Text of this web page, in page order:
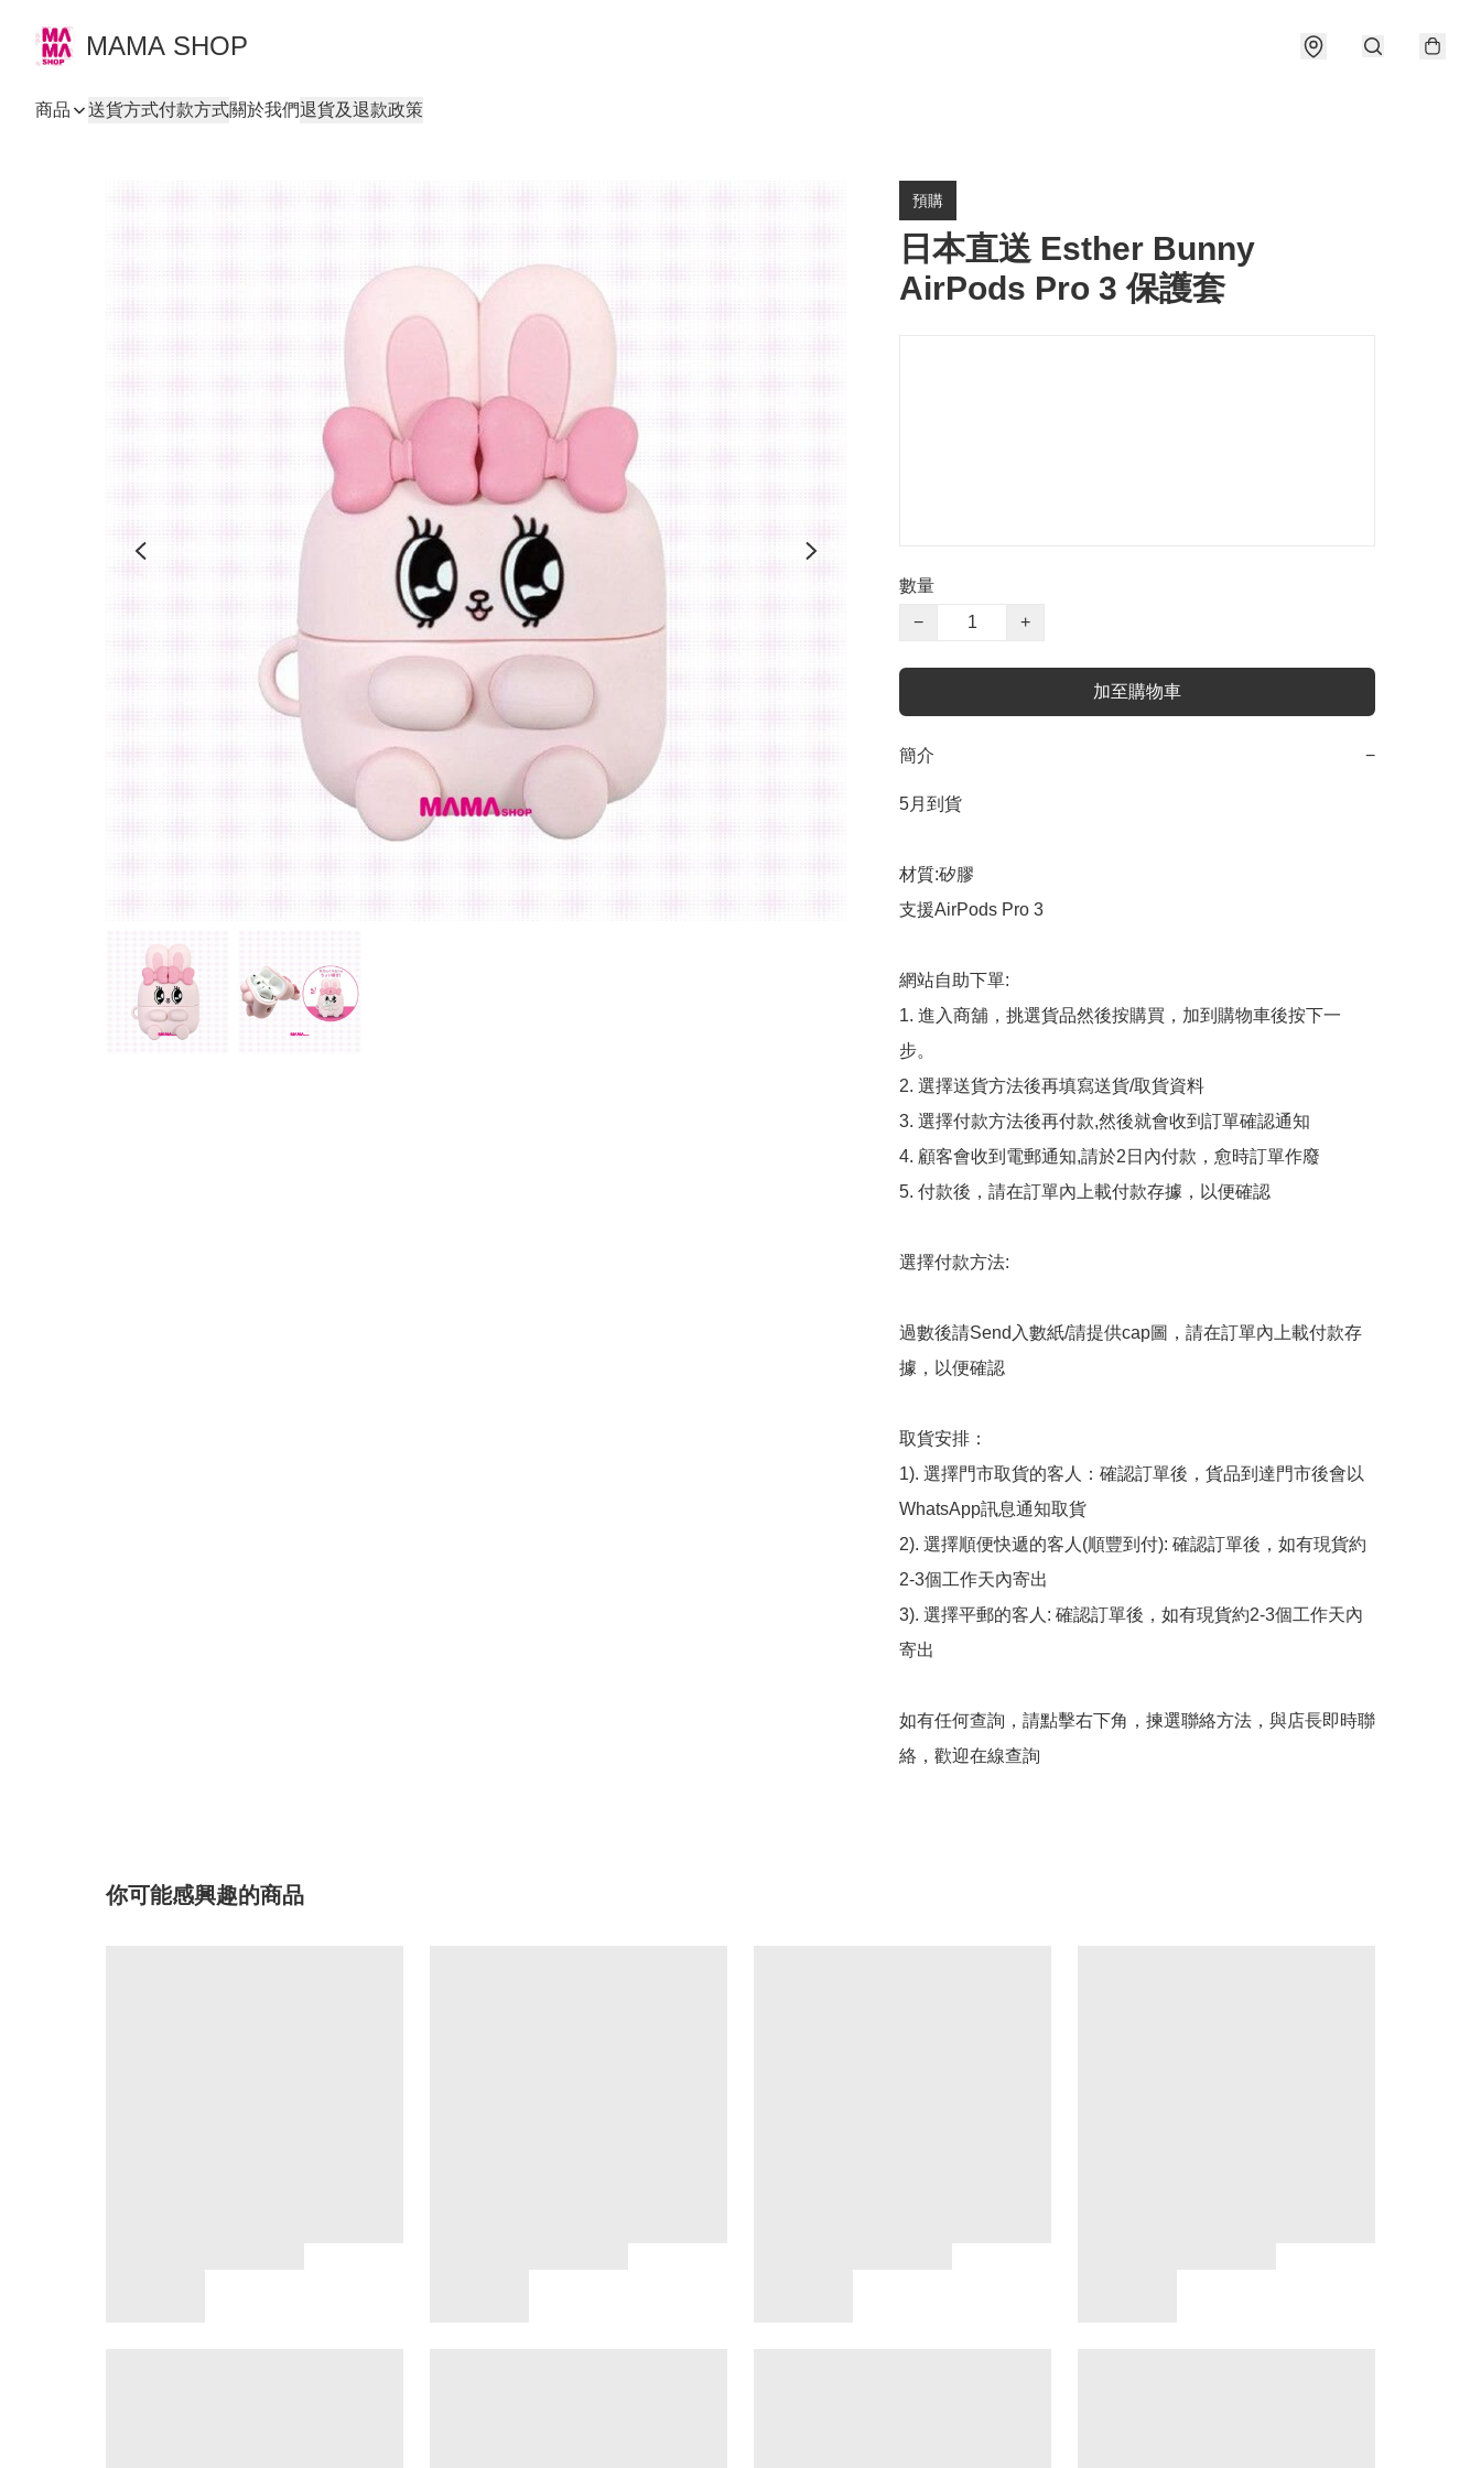
MAMA SHOP
商品 送貨方式付款方式關於我們退貨及退款政策
預購
日本直送 Esther Bunny
AirPods Pro 3 保護套
數量
−
+
加至購物車
簡介 −
5月到貨
材質:矽膠
支援AirPods Pro 3
網站自助下單:
1. 進入商舖，挑選貨品然後按購買，加到購物車後按下一
步。
2. 選擇送貨方法後再填寫送貨/取貨資料
3. 選擇付款方法後再付款,然後就會收到訂單確認通知
4. 顧客會收到電郵通知,請於2日內付款，愈時訂單作廢
5. 付款後，請在訂單內上載付款存據，以便確認
選擇付款方法:
過數後請Send入數紙/請提供cap圖，請在訂單內上載付款存
據，以便確認
取貨安排：
1). 選擇門市取貨的客人：確認訂單後，貨品到達門市後會以
WhatsApp訊息通知取貨
2). 選擇順便快遞的客人(順豐到付): 確認訂單後，如有現貨約
2-3個工作天內寄出
3). 選擇平郵的客人: 確認訂單後，如有現貨約2-3個工作天內
寄出
如有任何查詢，請點擊右下角，揀選聯絡方法，與店長即時聯
絡，歡迎在線查詢
你可能感興趣的商品